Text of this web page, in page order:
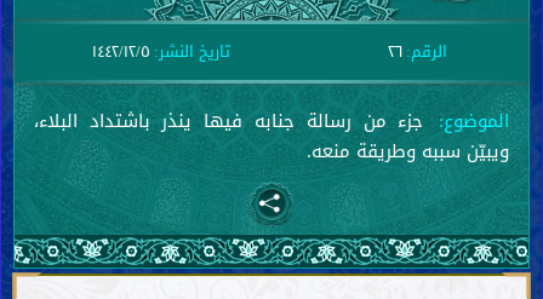
الرقم:٢٦ تاريخ النشر: ١٤٤٢/١٢/٥
الموضوع: جزء من رسالة جنابه فيها ينذر باشتداد البلاء،
ويبيّن سببه وطريقة منعه.